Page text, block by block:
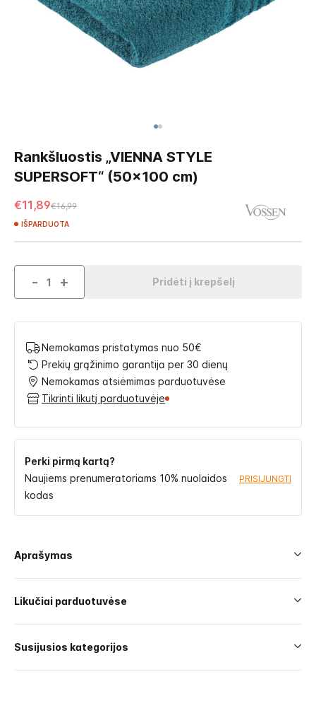
to
beginning
the
images
gallery
Rankšluostis „VIENNA STYLE
SUPERSOFT“ (50x100 cm)
€11,89€16,99
IŠPARDUOTA
- + Pridėti į krepšelį
Nemokamas pristatymas nuo 50€
Prekių grąžinimo garantija per 30 dienų
Nemokamas atsiėmimas parduotuvėse
Tikrinti likutį parduotuvėje
Perki pirmą kartą?
Naujiems prenumeratoriams 10% nuolaidos
kodas
PRISIJUNGTI
Aprašymas
Likučiai parduotuvėse
Susijusios kategorijos